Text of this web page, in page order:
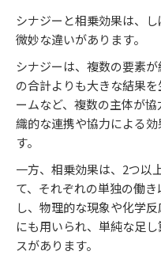
シナジーと相乗効果は、し
微妙な違いがあります。
シナジーは、複数の要素
の合計よりも大きな結果
ームなど、複数の主体が
織的な連携や協力による
す。
一方、相乗効果は、2つ以
て、それぞれの単独の働
し、物理的な現象や化学
にも用いられ、単純な足
スがあります。